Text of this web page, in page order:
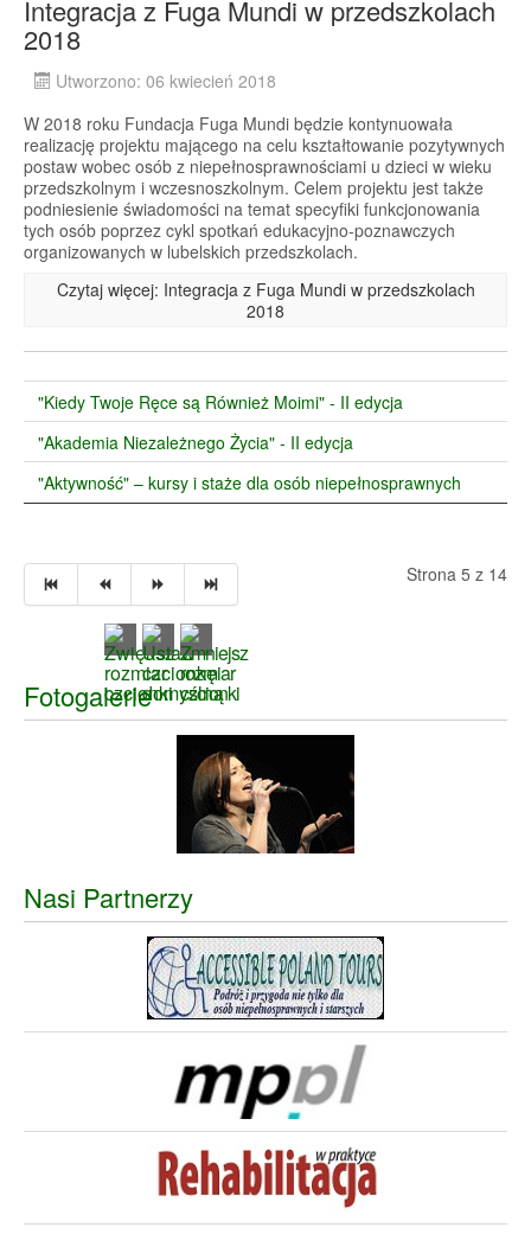
Integracja z Fuga Mundi w przedszkolach
2018
Utworzono: 06 kwiecień 2018
W 2018 roku Fundacja Fuga Mundi będzie kontynuowała
realizację projektu mającego na celu kształtowanie pozytywnych
postaw wobec osób z niepełnosprawnościami u dzieci w wieku
przedszkolnym i wczesnoszkolnym. Celem projektu jest także
podniesienie świadomości na temat specyfiki funkcjonowania
tych osób poprzez cykl spotkań edukacyjno-poznawczych
organizowanych w lubelskich przedszkolach.
Czytaj więcej: Integracja z Fuga Mundi w przedszkolach
2018
"Kiedy Twoje Ręce są Również Moimi" - II edycja
"Akademia Niezależnego Życia" - II edycja
"Aktywność" – kursy i staże dla osób niepełnosprawnych
Strona 5 z 14
Fotogalerie
Nasi Partnerzy